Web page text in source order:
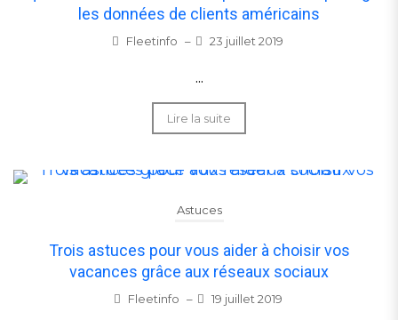
les données de clients américains
Fleetinfo – 23 juillet 2019
...
Lire la suite
Astuces
Trois astuces pour vous aider à choisir vos
vacances grâce aux réseaux sociaux
Fleetinfo – 19 juillet 2019